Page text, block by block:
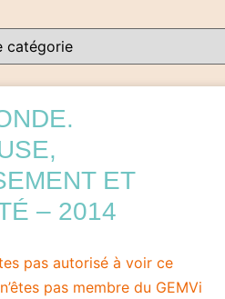
ET
– 2014
pas autorisé à voir ce
pas membre du GEMVi